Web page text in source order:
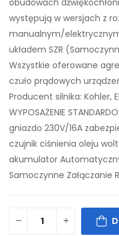
występują w wersjach z
manualnym/
układem SZR
Wszystkie oferowane
czuło prądowych
Producent silnika: Kohler,
WYPOSAŻENIE
gniazdo 230V/16A
czujnik ciśnienia oleju
akumulator
Samoczynne Załączanie